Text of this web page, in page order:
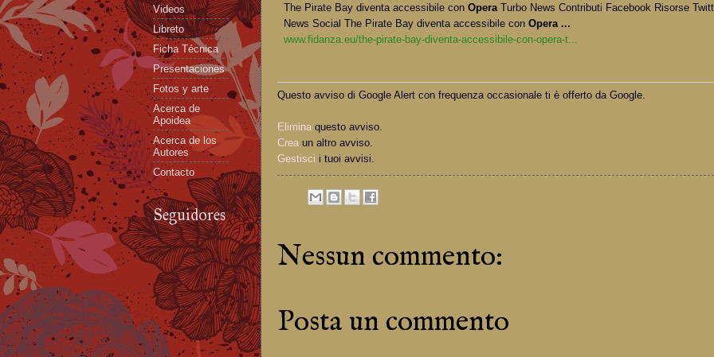
The Pirate Bay diventa accessibile con Opera Turbo News Contributi Facebook Risorse
News Social The Pirate Bay diventa accessibile con Opera ...
www.fidanza.eu/the-pirate-bay-diventa-accessibile-con-opera-t...
Questo avviso di Google Alert con frequenza occasionale ti è offerto da Google.
Elimina questo avviso.
Crea un altro avviso.
Gestisci i tuoi avvisi.
Nessun commento:
Posta un commento
Videos
Libreto
Ficha Técnica
Presentaciones
Fotos y arte
Acerca de
Apoidea
Acerca de los
Autores
Contacto
Seguidores